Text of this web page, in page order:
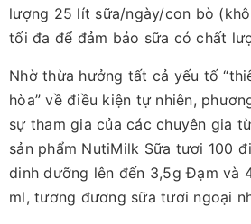
lượng 25 lít sữa/ngày/con bò
tối đa để đảm bảo sữa có chất
Nhờ thừa hưởng tất cả yếu tố
hòa” về điều kiện tự nhiên,
sự tham gia của các chuyên gia
sản phẩm NutiMilk Sữa tươi 100
dinh dưỡng lên đến 3,5g Đạm và
ml, tương đương sữa tươi ngoại